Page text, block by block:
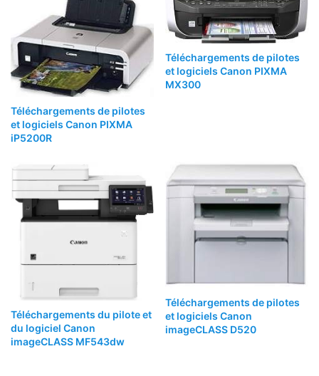
Téléchargements de pilotes
et logiciels Canon PIXMA
iP5200R
Téléchargements de pilotes
et logiciels Canon PIXMA
MX300
Téléchargements du pilote et
du logiciel Canon
imageCLASS MF543dw
Téléchargements de pilotes
et logiciels Canon
imageCLASS D520